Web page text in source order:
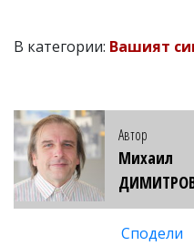
В категории: Вашият
Автор
Михаил
Сподели